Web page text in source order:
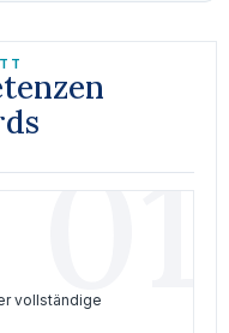
01
vollständige